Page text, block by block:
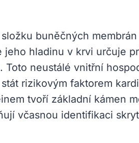
buněčných
hladinu v krvi určuje
neustálé vnitřní
rizikovým faktorem
tvoří základní kámen
včasnou identifikaci